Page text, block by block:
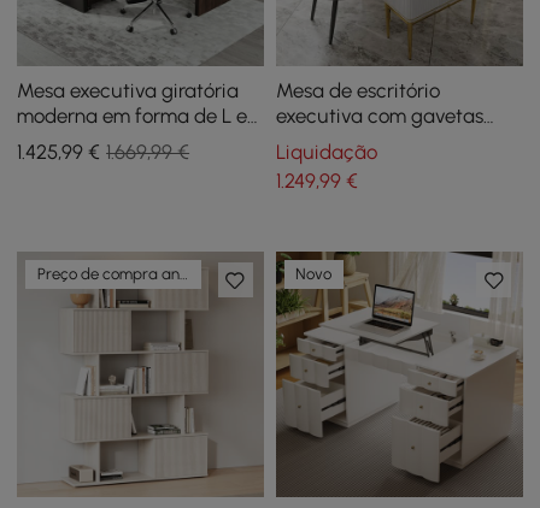
Mesa executiva giratória
moderna em forma de L e
conjunto de cadeiras
giratórias de couro preto
1.425,99 € 1.669,99 €
Mesa de escritório
executiva com gavetas
Móveis brancos para casa
e escritório (55,1")
Liquidação
1.249,99€
Preço de compra antecipada Novo